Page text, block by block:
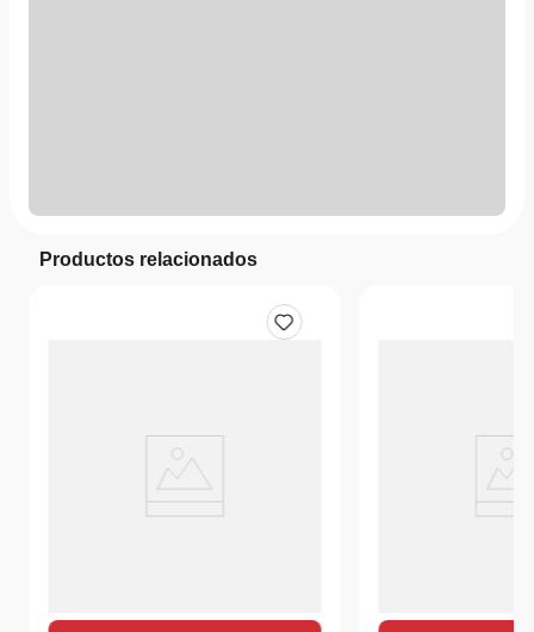
Productos relacionados